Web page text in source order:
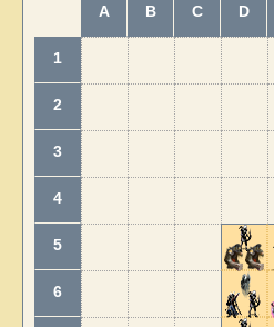
A B C D
1
2
3
4
5
6